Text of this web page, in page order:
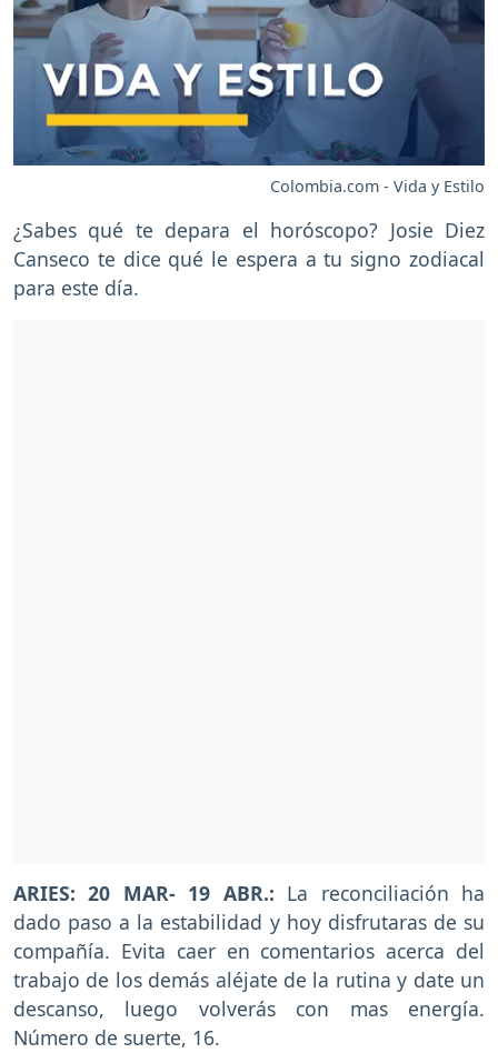
Colombia.com - Vida y Estilo
¿Sabes qué te depara el horóscopo? Josie Diez
Canseco te dice qué le espera a tu signo zodiacal
para este día.
ARIES: 20 MAR- 19 ABR.: La reconciliación ha
dado paso a la estabilidad y hoy disfrutaras de su
compañía. Evita caer en comentarios acerca del
trabajo de los demás aléjate de la rutina y date un
descanso, luego volverás con mas energía.
Número de suerte, 16.